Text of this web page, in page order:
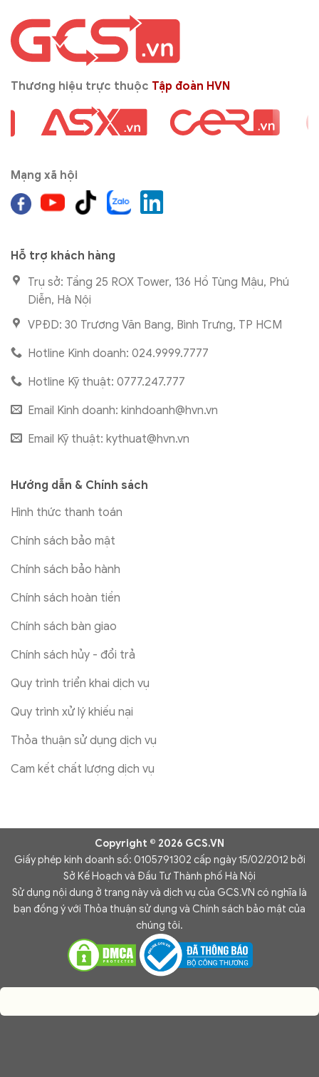
Thương hiệu trực thuộc Tập đoàn HVN
Mạng xã hội
Hỗ trợ khách hàng
Trụ sở: Tầng 25 ROX Tower, 136 Hồ Tùng Mậu, Phú
Diễn, Hà Nội
VPĐD: 30 Trương Văn Bang, Bình Trưng, TP HCM
Hotline Kinh doanh: 024.9999.7777
Hotline Kỹ thuật: 0777.247.777
Email Kinh doanh: kinhdoanh@hvn.vn
Email Kỹ thuật: kythuat@hvn.vn
Hướng dẫn & Chính sách
Hình thức thanh toán
Chính sách bảo mật
Chính sách bảo hành
Chính sách hoàn tiền
Chính sách bàn giao
Chính sách hủy - đổi trả
Quy trình triển khai dịch vụ
Quy trình xử lý khiếu nại
Thỏa thuận sử dụng dịch vụ
Cam kết chất lượng dịch vụ
Copyright © 2026 GCS.VN
Giấy phép kinh doanh số: 0105791302 cấp ngày 15/02/2012 bởi
Sở Kế Hoạch và Đầu Tư Thành phố Hà Nội
Sử dụng nội dung ở trang này và dịch vụ của GCS.VN có nghĩa là
bạn đồng ý với Thỏa thuận sử dụng và Chính sách bảo mật của
chúng tôi.